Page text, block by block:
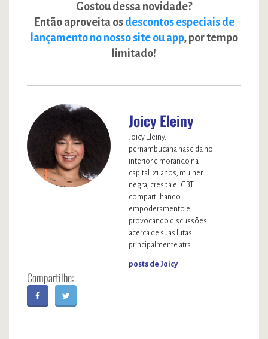
Gostou dessa novidade?
Então aproveita os descontos especiais de
lançamento no nosso site ou app, por tempo
limitado!
Joicy Eleiny
Joicy Eleiny,
pernambucana nascida no
interior e morando na
capital. 21 anos, mulher
negra, crespa e LGBT
compartilhando
empoderamento e
provocando discussões
acerca de suas lutas
principalmente atra...
posts de Joicy